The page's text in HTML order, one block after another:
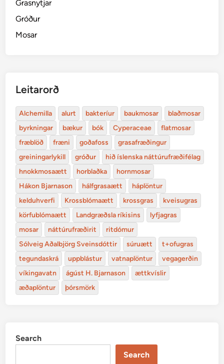
Grasnytjar
Gróður
Mosar
Leitarorð
Alchemilla alurt bakteríur baukmosar
blaðmosar
byrkningar
bækur bók Cyperaceae
flatmosar
fræblöð
fræni goðafoss
grasafræðingur
greiningarlykill
gróður
hið íslenska náttúrufræðifélag
hnokkmosaætt
horblaðka
hornmosar
Hákon Bjarnason
hálfgrasaætt
háplöntur
kelduhverfi
Krossblómaætt krossgras
kveisugras
körfublómaætt
Landgræðsla ríkisins
lyfjagras
mosar
náttúrufræðirit
ritdómur
Sólveig Aðalbjörg Sveinsdóttir
súruætt
t+ofugras
tegundaskrá
uppblástur vatnaplöntur
vegagerðin
víkingavatn
ágúst H. Bjarnason
ættkvíslir
æðaplöntur
þórsmörk
Search
Search